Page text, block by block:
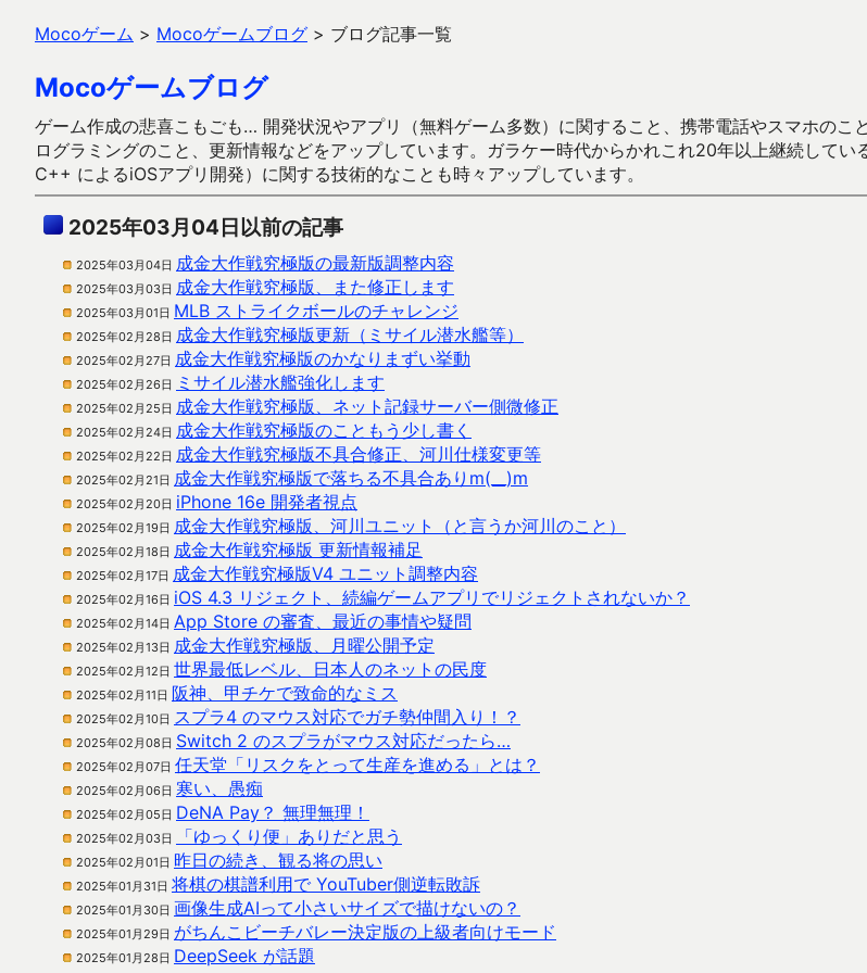
Mocoゲーム > Mocoゲームブログ > ブログ記事一覧
Mocoゲームブログ
ゲーム作成の悲喜こもごも… 開発状況やアプリ（無料ゲーム多数）に関すること、携帯電話やスマホの
ログラミングのこと、更新情報などをアップしています。ガラケー時代からかれこれ20年以上継続し
C++ によるiOSアプリ開発）に関する技術的なことも時々アップしています。
2025年03月04日以前の記事
2025年03月04日 成金大作戦究極版の最新版調整内容
2025年03月03日 成金大作戦究極版、また修正します
2025年03月01日 MLB ストライクボールのチャレンジ
2025年02月28日 成金大作戦究極版更新（ミサイル潜水艦等）
2025年02月27日 成金大作戦究極版のかなりまずい挙動
2025年02月26日 ミサイル潜水艦強化します
2025年02月25日 成金大作戦究極版、ネット記録サーバー側微修正
2025年02月24日 成金大作戦究極版のこともう少し書く
2025年02月22日 成金大作戦究極版不具合修正、河川仕様変更等
2025年02月21日 成金大作戦究極版で落ちる不具合ありm(__)m
2025年02月20日 iPhone 16e 開発者視点
2025年02月19日 成金大作戦究極版、河川ユニット（と言うか河川のこと）
2025年02月18日 成金大作戦究極版 更新情報補足
2025年02月17日 成金大作戦究極版V4 ユニット調整内容
2025年02月16日 iOS 4.3 リジェクト、続編ゲームアプリでリジェクトされないか？
2025年02月14日 App Store の審査、最近の事情や疑問
2025年02月13日 成金大作戦究極版、月曜公開予定
2025年02月12日 世界最低レベル、日本人のネットの民度
2025年02月11日 阪神、甲チケで致命的なミス
2025年02月10日 スプラ4 のマウス対応でガチ勢仲間入り！？
2025年02月08日 Switch 2 のスプラがマウス対応だったら…
2025年02月07日 任天堂「リスクをとって生産を進める」とは？
2025年02月06日 寒い、愚痴
2025年02月05日 DeNA Pay？ 無理無理！
2025年02月03日 「ゆっくり便」ありだと思う
2025年02月01日 昨日の続き、観る将の思い
2025年01月31日 将棋の棋譜利用で YouTuber側逆転敗訴
2025年01月30日 画像生成AIって小さいサイズで描けないの？
2025年01月29日 がちんこビーチバレー決定版の上級者向けモード
2025年01月28日 DeepSeek が話題